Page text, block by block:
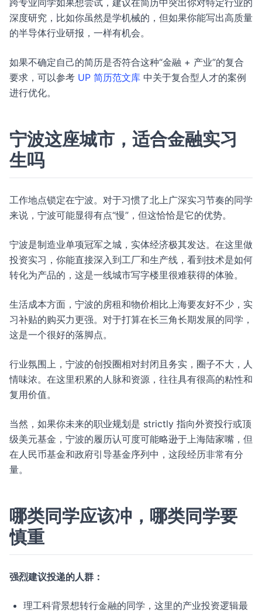
跨专业同学如果想尝试，建议在简历中突出你对特定行业的
深度研究，比如你虽然是学机械的，但如果你能写出高质量
的半导体行业研报，一样有机会。
如果不确定自己的简历是否符合这种“金融 + 产业”的复合
要求，可以参考 UP 简历范文库 中关于复合型人才的案例
进行优化。
宁波这座城市，适合金融实习
生吗
工作地点锁定在宁波。对于习惯了北上广深实习节奏的同学
来说，宁波可能显得有点“慢”，但这恰恰是它的优势。
宁波是制造业单项冠军之城，实体经济极其发达。在这里做
投资实习，你能直接深入到工厂和生产线，看到技术是如何
转化为产品的，这是一线城市写字楼里很难获得的体验。
生活成本方面，宁波的房租和物价相比上海要友好不少，实
习补贴的购买力更强。对于打算在长三角长期发展的同学，
这是一个很好的落脚点。
行业氛围上，宁波的创投圈相对封闭且务实，圈子不大，人
情味浓。在这里积累的人脉和资源，往往具有很高的粘性和
复用价值。
当然，如果你未来的职业规划是 strictly 指向外资投行或顶
级美元基金，宁波的履历认可度可能略逊于上海陆家嘴，但
在人民币基金和政府引导基金序列中，这段经历非常有分
量。
哪类同学应该冲，哪类同学要
慎重
强烈建议投递的人群：
理工科背景想转行金融的同学，这里的产业投资逻辑最